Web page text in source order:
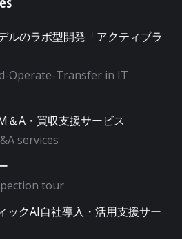
ルのラボ型開発「アクティブラ
Operate-Transfer in IT
＆A・買収支援サービス
services
tour
ックAI自社導入・活用支援サー